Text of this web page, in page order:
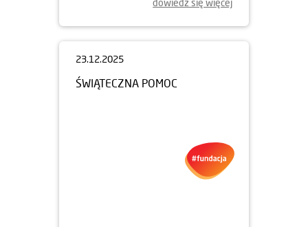
dowiedz się więcej
23.12.2025
ŚWIĄTECZNA POMOC